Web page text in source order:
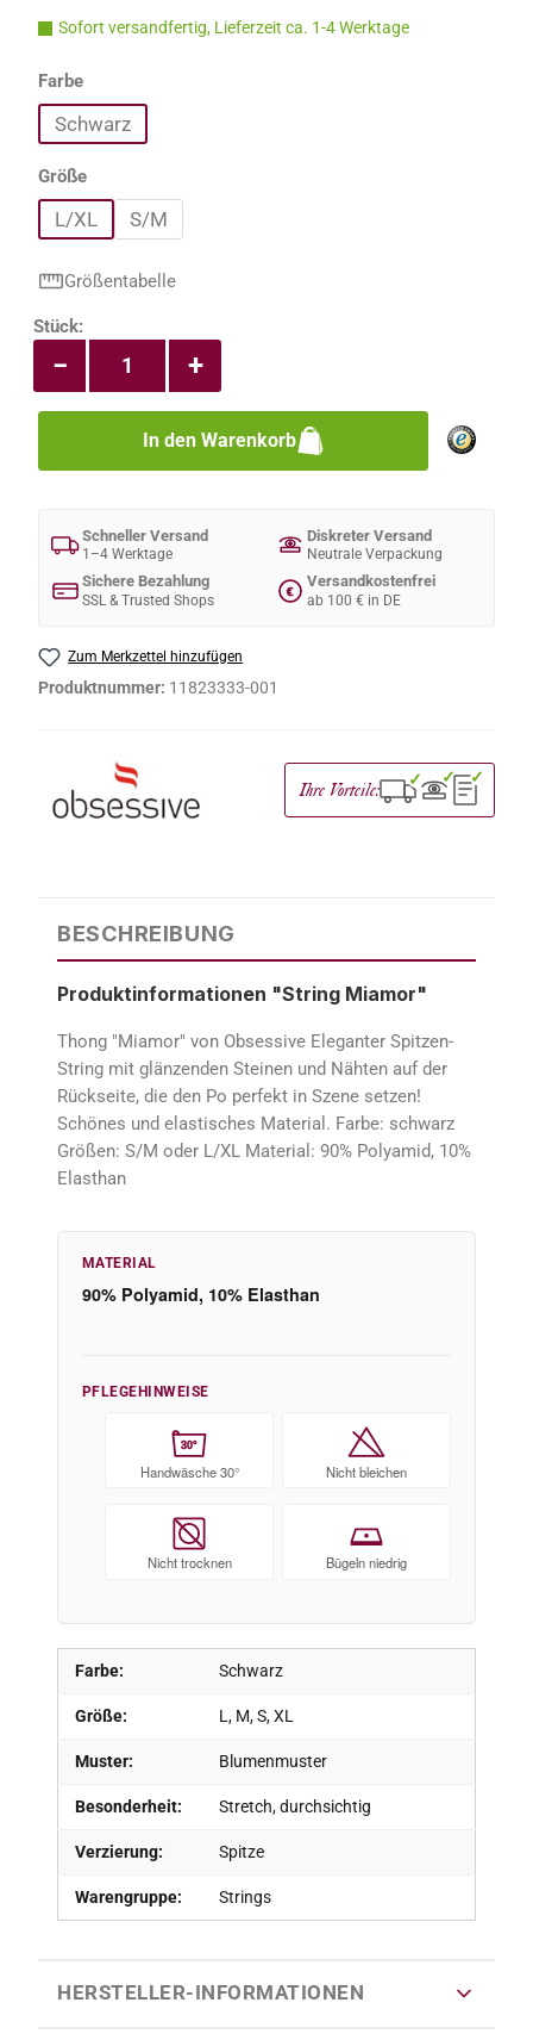
Sofort versandfertig, Lieferzeit ca. 1-4 Werktage
Farbeauswählen
Schwarz
Größeauswählen
L/XL S/M
Größentabelle
Produkt Anzahl: Gib den gewünschten
Stück:
+
−
In den Warenkorb
Schneller Versand
1–4 Werktage
Diskreter Versand
Neutrale Verpackung
Sichere Bezahlung
SSL & Trusted Shops
€
Versandkostenfrei
ab 100 € in DE
Zum Merkzettel hinzufügen
Produktnummer: 11823333-001
Ihre Vorteile: ✓ ✓ ✓
BESCHREIBUNG
Produktinformationen "String Miamor"
Thong "Miamor" von Obsessive Eleganter Spitzen-
String mit glänzenden Steinen und Nähten auf der
Rückseite, die den Po perfekt in Szene setzen!
Schönes und elastisches Material. Farbe: schwarz
Größen: S/M oder L/XL Material: 90% Polyamid, 10%
Elasthan
Farbe: Schwarz
Größe: L, M, S, XL
Muster: Blumenmuster
Besonderheit: Stretch, durchsichtig
Verzierung: Spitze
Warengruppe: Strings
MATERIAL
90% Polyamid, 10% Elasthan
PFLEGEHINWEISE
30°
Handwäsche 30° Nicht bleichen
Nicht trocknen Bügeln niedrig
HERSTELLER-INFORMATIONEN